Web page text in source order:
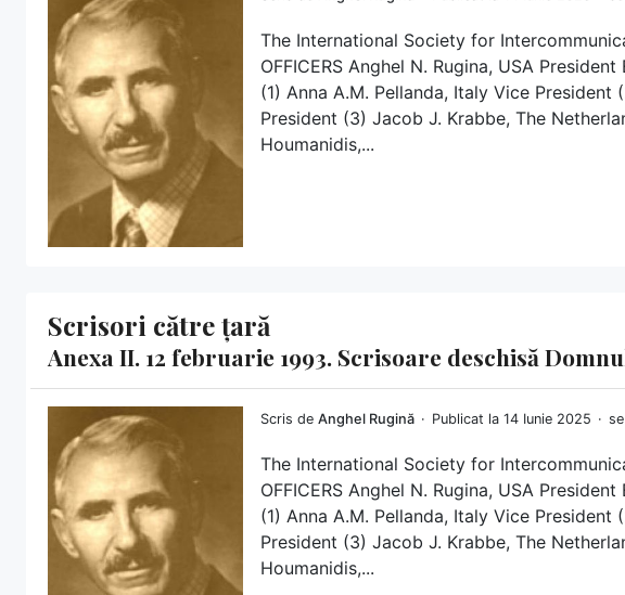
The International Society for
OFFICERS Anghel N. Rugina, USA
(1) Anna A.M. Pellanda, Italy Vice President
President (3) Jacob J. Krabbe, The
Houmanidis,...
Scrisori către țară
Anexa II. 12 februarie 1993. Scrisoare deschisă
Scris de Anghel Rugină Publicat la 14 Iunie 2025
The International Society for
OFFICERS Anghel N. Rugina, USA
(1) Anna A.M. Pellanda, Italy Vice President
President (3) Jacob J. Krabbe, The
Houmanidis,...